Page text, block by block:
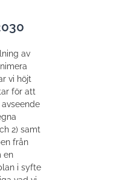
av
vi höjt
för att
2) samt
från
en
i syfte